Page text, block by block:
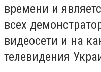
времени и
всех
видеосети и на
телевидения